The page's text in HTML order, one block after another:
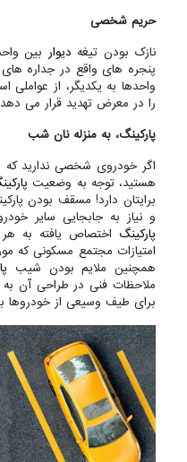
حریم شخصی
نازک بودن تیغه دیوار بین
پنجره های واقع در جداره
واحدها به یکدیگر، از
را در معرض تهدید قرار می
پارکینگ، به منزله نان شب
اگر خودروی شخصی ندارید که
هستید، توجه به وضعیت
برایتان دارد! مسقف بودن
و نیاز به جابجایی سایر
پارکینگ اختصاص یافته به
امتیازات مجتمع مسکونی که
همچنین ملایم بودن شیب
ملاحظات فنی در طراحی آن
برای طیف وسیعی از خودروها با